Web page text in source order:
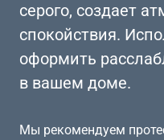
серого, создает
спокойствия.
оформить
в вашем доме.
Мы рекомендуем